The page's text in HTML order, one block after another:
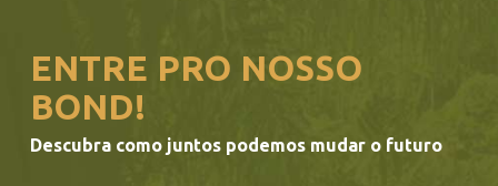
ENTRE PRO NOSSO
BOND!
Descubra como juntos podemos mudar o futuro